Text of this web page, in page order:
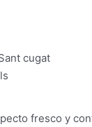
fresco y